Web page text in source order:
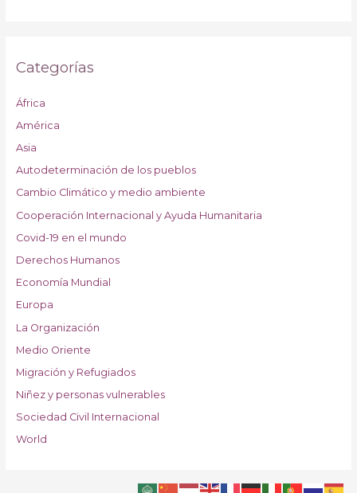
Categorías
África
América
Asia
Autodeterminación de los pueblos
Cambio Climático y medio ambiente
Cooperación Internacional y Ayuda Humanitaria
Covid-19 en el mundo
Derechos Humanos
Economía Mundial
Europa
La Organización
Medio Oriente
Migración y Refugiados
Niñez y personas vulnerables
Sociedad Civil Internacional
World